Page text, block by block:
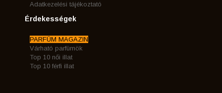
Adatkezelési tájékoztató
Érdekességek
PARFÜM MAGAZIN
Várható parfümök
Top 10 női illat
Top 10 férfi illat